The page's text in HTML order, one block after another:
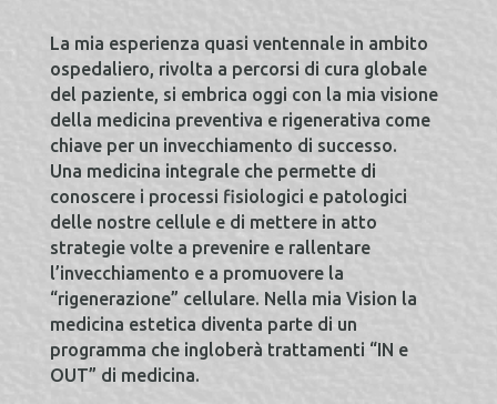
La mia esperienza quasi ventennale in ambito
ospedaliero, rivolta a percorsi di cura globale
del paziente, si embrica oggi con la mia visione
della medicina preventiva e rigenerativa come
chiave per un invecchiamento di successo.
Una medicina integrale che permette di
conoscere i processi fisiologici e patologici
delle nostre cellule e di mettere in atto
strategie volte a prevenire e rallentare
l’invecchiamento e a promuovere la
“rigenerazione” cellulare. Nella mia Vision la
medicina estetica diventa parte di un
programma che ingloberà trattamenti “IN e
OUT” di medicina.